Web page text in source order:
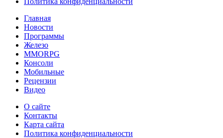
Главная
Новости
Программы
Железо
MMORPG
Консоли
Мобильные
Рецензии
Видео
О сайте
Контакты
Карта сайта
Политика конфиденциальности